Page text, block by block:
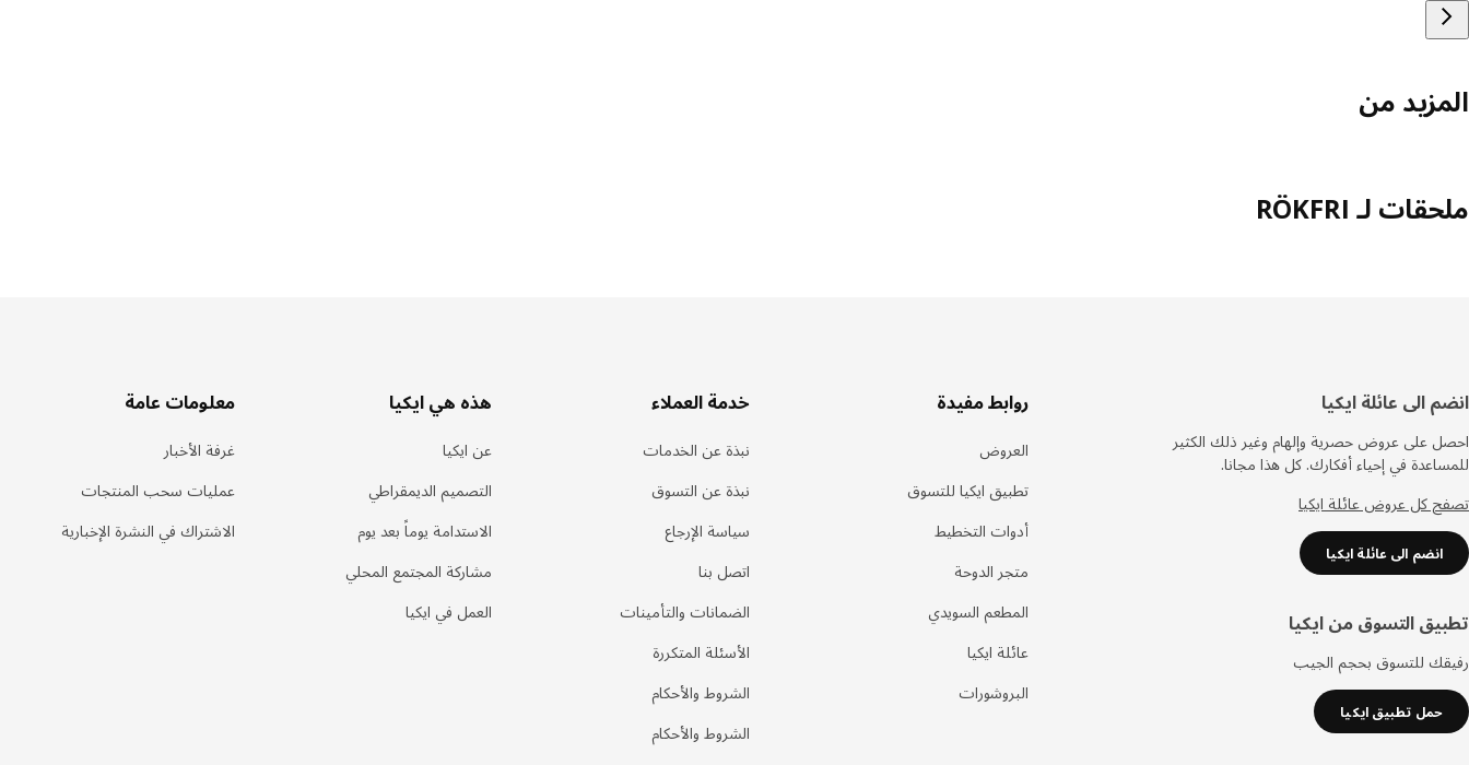
المزيد من
ملحقات لـ RÖKFRI
أسفل
الصفحة
انضم الى عائلة ايكيا
احصل على عروض حصرية وإلهام وغير ذلك الكثير
للمساعدة في إحياء أفكارك. كل هذا مجانا.
تصفح كل عروض عائلة ايكيا
انضم الى عائلة ايكيا
تطبيق التسوق من ايكيا
رفيقك للتسوق بحجم الجيب
حمل تطبيق ايكيا
روابط مفيدة
العروض
تطبيق ايكيا للتسوق
أدوات التخطيط
متجر الدوحة
المطعم السويدي
عائلة ايكيا
البروشورات
خدمة العملاء
نبذة عن الخدمات
نبذة عن التسوق
سياسة الإرجاع
اتصل بنا
الضمانات والتأمينات
الأسئلة المتكررة
الشروط والأحكام
الشروط والأحكام
هذه هي ايكيا
عن ايكيا
التصميم الديمقراطي
الاستدامة يوماً بعد يوم
مشاركة المجتمع المحلي
العمل في ايكيا
معلومات عامة
غرفة الأخبار
عمليات سحب المنتجات
الاشتراك في النشرة الإخبارية